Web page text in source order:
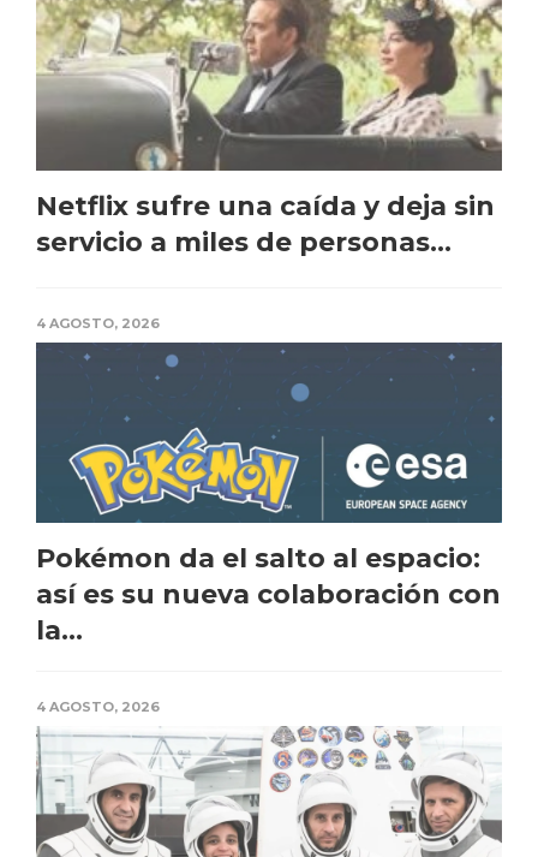
Netflix sufre una caída y deja sin
servicio a miles de personas...
4 AGOSTO, 2026
Pokémon da el salto al espacio:
así es su nueva colaboración con
la...
4 AGOSTO, 2026